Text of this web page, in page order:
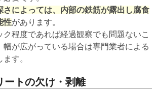
さによっては、内部の鉄筋が露出し腐食
性があります。
ク程度であれば経過観察でも問題ないこ
幅が広がっている場合は専門業者による
す。
ートの欠け・剥離